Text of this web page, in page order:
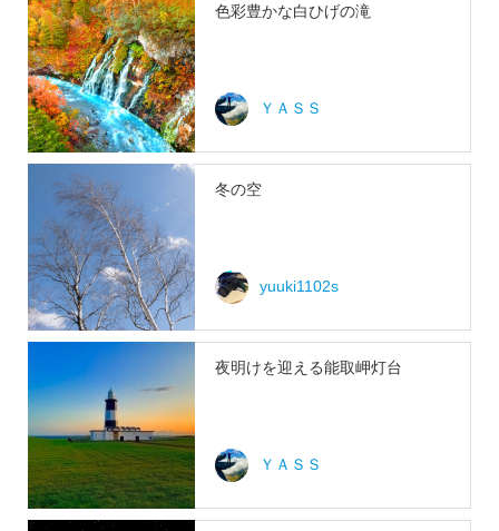
色彩豊かな白ひげの滝
ＹＡＳＳ
冬の空
yuuki1102s
夜明けを迎える能取岬灯台
ＹＡＳＳ